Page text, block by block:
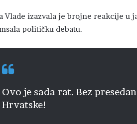
Vlade izazvala je brojne reakcije u
političku debatu.
Ovo je sada rat. Bez
Hrvatske!